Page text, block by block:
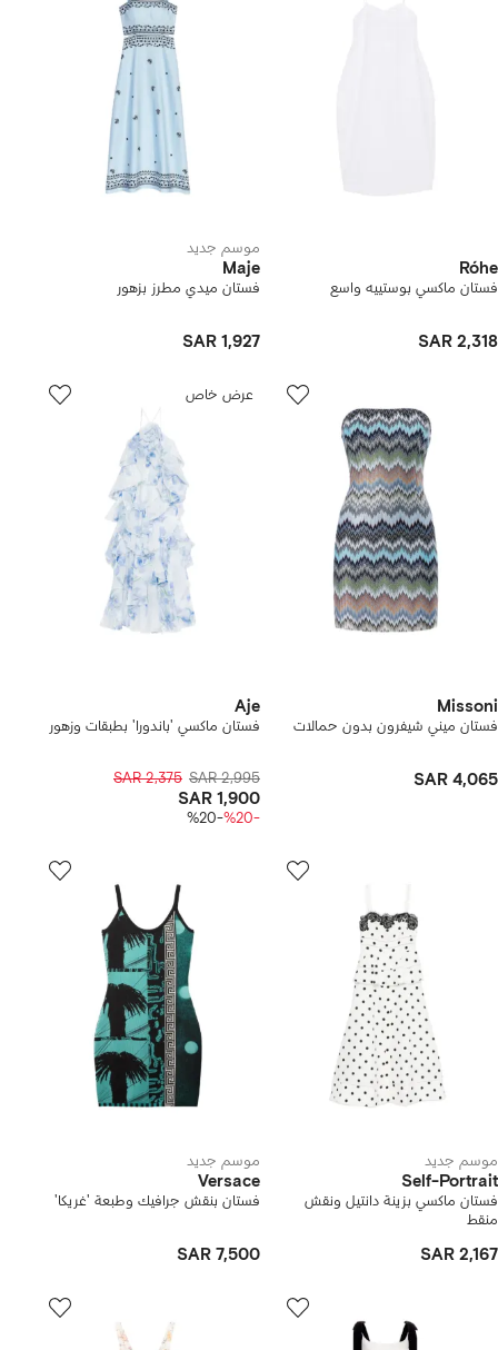
Róhe
فستان ماكسي بوستييه واسع
SAR 2,318
موسم جديد
Maje
فستان ميدي مطرز بزهور
SAR 1,927
Missoni
فستان ميني شيفرون بدون حمالات
SAR 4,065
عرض خاص
Aje
فستان ماكسي 'باندورا' بطبقات وزهور
SAR 2,995
SAR 2,375
SAR 1,900
-%20
-%20
موسم جديد
Self-Portrait
فستان ماكسي بزينة دانتيل ونقش
منقط
SAR 2,167
موسم جديد
Versace
فستان بنقش جرافيك وطبعة 'غريكا'
SAR 7,500